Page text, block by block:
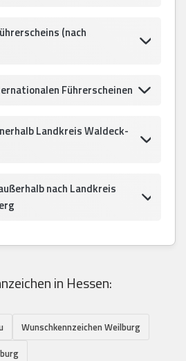
(nach
Führerscheinen
Landkreis Waldeck-
nach Landkreis
in Hessen:
Wunschkennzeichen Weilburg